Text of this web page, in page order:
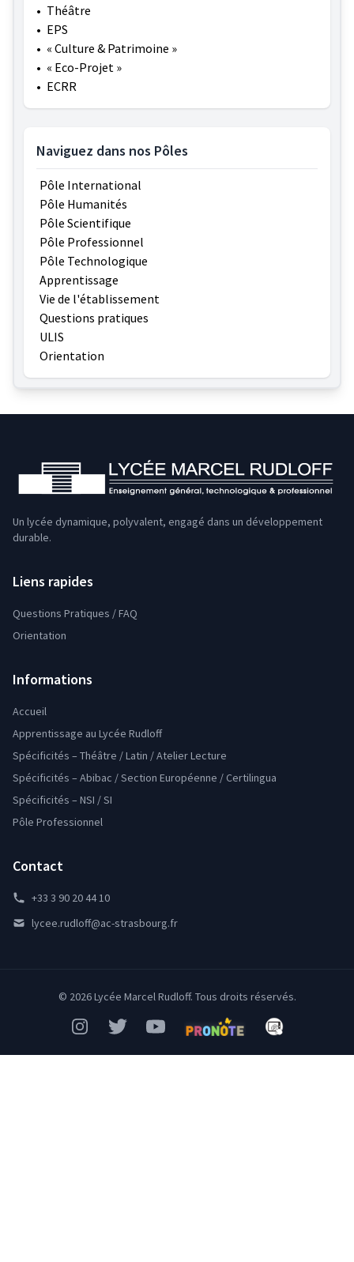
• Théâtre
• EPS
• « Culture & Patrimoine »
• « Eco-Projet »
• ECRR
Naviguez dans nos Pôles
Pôle International
Pôle Humanités
Pôle Scientifique
Pôle Professionnel
Pôle Technologique
Apprentissage
Vie de l'établissement
Questions pratiques
ULIS
Orientation
Un lycée dynamique, polyvalent, engagé dans un développement
durable.
Liens rapides
Questions Pratiques / FAQ
Orientation
Informations
Accueil
Apprentissage au Lycée Rudloff
Spécificités – Théâtre / Latin / Atelier Lecture
Spécificités – Abibac / Section Européenne / Certilingua
Spécificités – NSI / SI
Pôle Professionnel
Contact
+33 3 90 20 44 10
lycee.rudloff@ac-strasbourg.fr
© 2026 Lycée Marcel Rudloff. Tous droits réservés.
InstagramTwitterYouTubePronote Mon Bureau